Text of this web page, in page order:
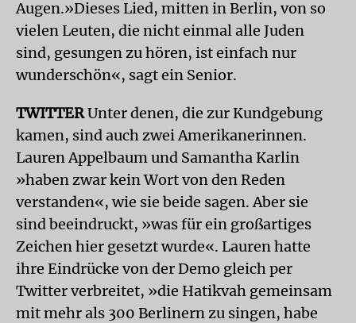
Augen.»Dieses Lied, mitten in Berlin, von so
vielen Leuten, die nicht einmal alle Juden
sind, gesungen zu hören, ist einfach nur
wunderschön«, sagt ein Senior.
TWITTERUnter denen, die zur Kundgebung
kamen, sind auch zwei Amerikanerinnen.
Lauren Appelbaum und Samantha Karlin
»haben zwar kein Wort von den Reden
verstanden«, wie sie beide sagen. Aber sie
sind beeindruckt, »was für ein großartiges
Zeichen hier gesetzt wurde«. Lauren hatte
ihre Eindrücke von der Demo gleich per
Twitter verbreitet, »die Hatikvah gemeinsam
mit mehr als 300 Berlinern zu singen, habe